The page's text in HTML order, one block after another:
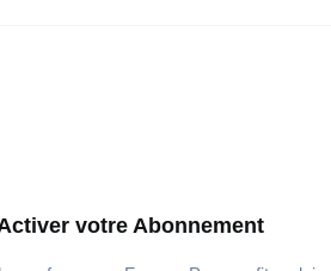
votre Abonnement